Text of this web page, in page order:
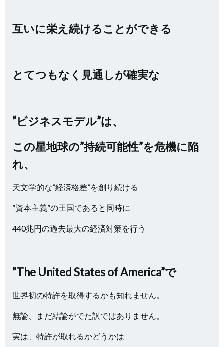
互いに栄え続けることができる
とてつもなく見通しが確実な
”ビジネスモデル”は、
この星地球の”持続可能性”を危機に陥
れ、
天文学的な”経済格差”を創り続ける
”資本主義”の王国であると同時に
440兆円の過去最大の経済対策を行う
”The United States of America”で
世界初の特許を取得するかも知れません。
無論、まだ結論がでた訳ではありません。
実は、特許が取れるかどうかは